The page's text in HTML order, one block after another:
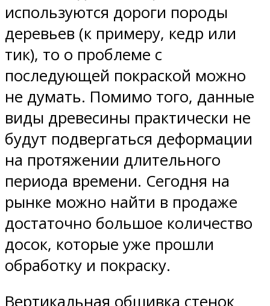
используются дороги породы
деревьев (к примеру, кедр или
тик), то о проблеме с
последующей покраской можно
не думать. Помимо того, данные
виды древесины практически не
будут подвергаться деформации
на протяжении длительного
периода времени. Сегодня на
рынке можно найти в продаже
достаточно большое количество
досок, которые уже прошли
обработку и покраску.
Вертикальная обшивка стенок